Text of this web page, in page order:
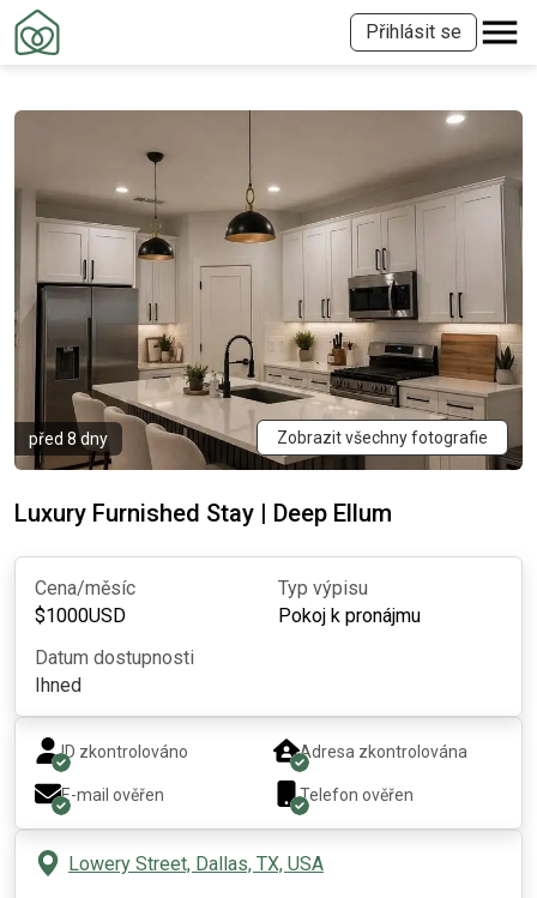
Přihlásit se
před 8 dny Zobrazit všechny fotografie
Luxury Furnished Stay | Deep Ellum
Cena/měsíc
$1000USD
Typ výpisu
Pokoj k pronájmu
Datum dostupnosti
Ihned
ID zkontrolováno Adresa zkontrolována
E-mail ověřen Telefon ověřen
Lowery Street, Dallas, TX, USA